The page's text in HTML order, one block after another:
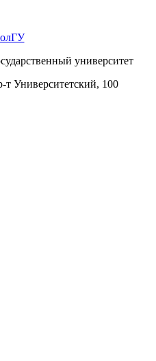
университет
т Университетский, 100